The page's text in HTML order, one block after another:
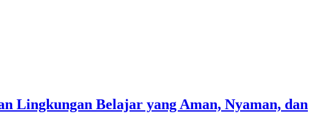
Lingkungan Belajar yang Aman, Nyaman, dan